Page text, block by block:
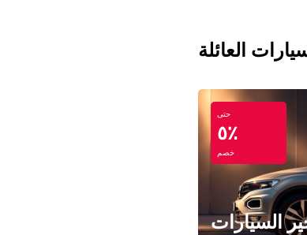
العائلة
حتى
٥٪
خصم
السيارات